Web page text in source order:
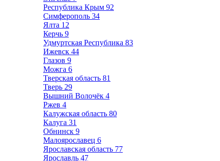
Республика Крым 92
Симферополь 34
Ялта 12
Керчь 9
Удмуртская Республика 83
Ижевск 44
Глазов 9
Можга 6
Тверская область 81
Тверь 29
Вышний Волочёк 4
Ржев 4
Калужская область 80
Калуга 31
Обнинск 9
Малоярославец 6
Ярославская область 77
Ярославль 47